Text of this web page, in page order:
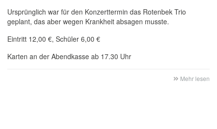
Ursprünglich war für den Konzerttermin das Rotenbek Trio
geplant, das aber wegen Krankheit absagen musste.
Eintritt 12,00 €, Schüler 6,00 €
Karten an der Abendkasse ab 17.30 Uhr
Mehr lesen